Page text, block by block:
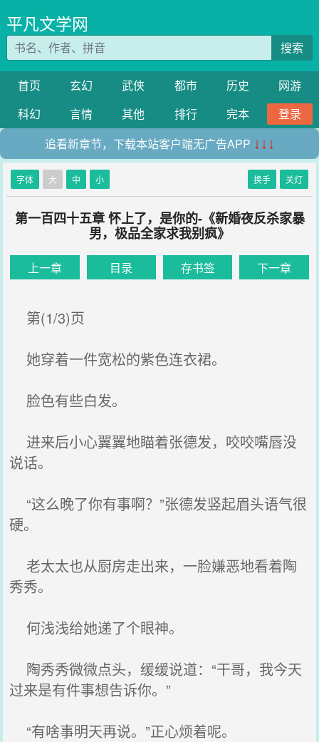
平凡文学网
搜索
首页 玄幻 武侠 都市 历史
网游
科幻
言情 其他 排行 完本
登录
追看新章节，下载本站客户端无广告APP ↓↓↓
字体 大 中 小 换手 关灯
第一百四十五章 怀上了，是你的-《新婚夜反杀家暴
男，极品全家求我别疯》
上一章 目录 存书签 下一章
第(1/3)页
她穿着一件宽松的紫色连衣裙。
脸色有些白发。
进来后小心翼翼地瞄着张德发，咬咬嘴唇没
说话。
“这么晚了你有事啊？”张德发竖起眉头语气很
硬。
老太太也从厨房走出来，一脸嫌恶地看着陶
秀秀。
何浅浅给她递了个眼神。
陶秀秀微微点头，缓缓说道：“干哥，我今天
过来是有件事想告诉你。”
“有啥事明天再说。”正心烦着呢。